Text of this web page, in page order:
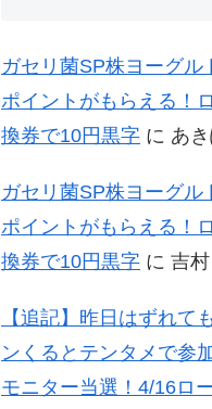
ガセリ菌SP株ヨーグル
ポイントがもらえる！
換券で10円黒字 に あ
ガセリ菌SP株ヨーグル
ポイントがもらえる！
換券で10円黒字 に 吉村
【追記】昨日はずれて
ンくるとテンタメで参
モニター当選！4/16ロ